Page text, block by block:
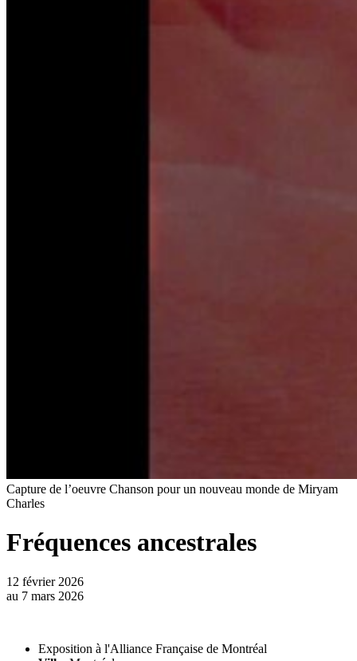
Capture de l’oeuvre Chanson pour un nouveau monde de Miryam
Charles
Fréquences ancestrales
12 février 2026
au 7 mars 2026
Exposition à l'Alliance Française de Montréal